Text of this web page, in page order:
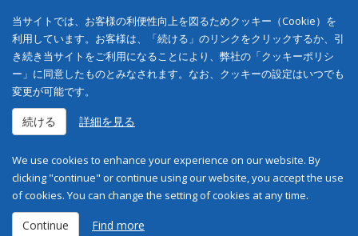
当サイトでは、お客様の利便性向上を図るためクッキー（Cookie）を
利用しています。お客様は、「続ける」のリンクをクリックするか、引
き続き当サイトをご利用になることにより、弊社の「クッキーポリシ
ー」に同意したものとみなされます。なお、クッキーの設定はいつでも
変更が可能です。
続ける 詳細を見る
We use cookies to enhance your experience on our website. By
clicking "continue" or continue using our website, you accept the use
of cookies. You can change the setting of cookies at any time.
Continue Find more